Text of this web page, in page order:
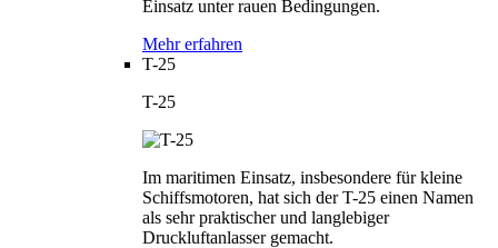
Einsatz unter rauen Bedingungen.
Mehr erfahren
T-25
T-25
Im maritimen Einsatz, insbesondere für kleine
Schiffsmotoren, hat sich der T-25 einen Namen
als sehr praktischer und langlebiger
Druckluftanlasser gemacht.